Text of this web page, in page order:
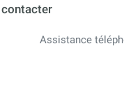
Assistance